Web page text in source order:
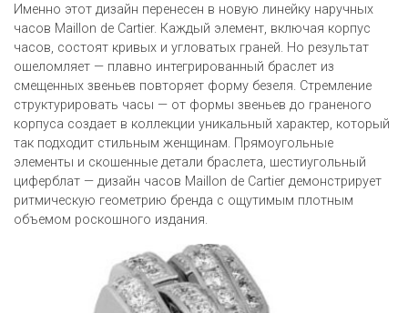
Именно этот дизайн перенесен в новую линейку наручных
часов Maillon de Cartier. Каждый элемент, включая корпус
часов, состоят кривых и угловатых граней. Но результат
ошеломляет — плавно интегрированный браслет из
смещенных звеньев повторяет форму безеля. Стремление
структурировать часы — от формы звеньев до граненого
корпуса создает в коллекции уникальный характер, который
так подходит стильным женщинам. Прямоугольные
элементы и скошенные детали браслета, шестиугольный
циферблат — дизайн часов Maillon de Cartier демонстрирует
ритмическую геометрию бренда с ощутимым плотным
объемом роскошного издания.